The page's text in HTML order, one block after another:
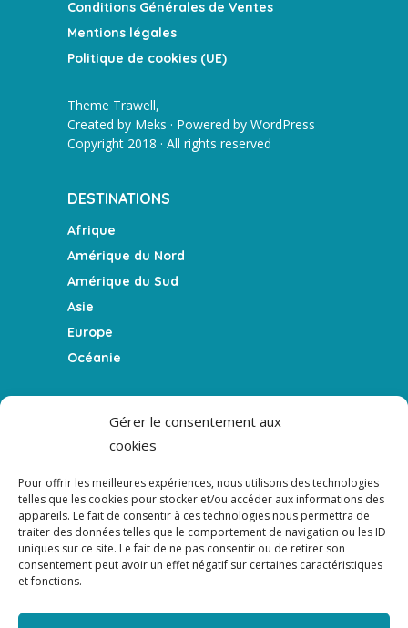
Gérer le consentement aux
cookies
Pour offrir les meilleures expériences, nous utilisons des technologies
telles que les cookies pour stocker et/ou accéder aux informations des
appareils. Le fait de consentir à ces technologies nous permettra de
traiter des données telles que le comportement de navigation ou les ID
uniques sur ce site. Le fait de ne pas consentir ou de retirer son
consentement peut avoir un effet négatif sur certaines caractéristiques
et fonctions.
Conditions Générales de Ventes
Mentions légales
Politique de cookies (UE)
Theme Trawell,
Created by Meks · Powered by WordPress
Copyright 2018 · All rights reserved
DESTINATIONS
Afrique
Amérique du Nord
Amérique du Sud
Asie
Europe
Océanie
FEATURES
Le blog
Témoigner
Le podcast
NEWSLETTER
NEWSLETTER - Ne rien manquer de l'actualité